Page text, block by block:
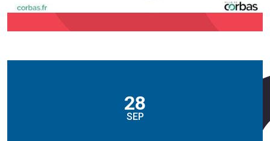
28
SEP